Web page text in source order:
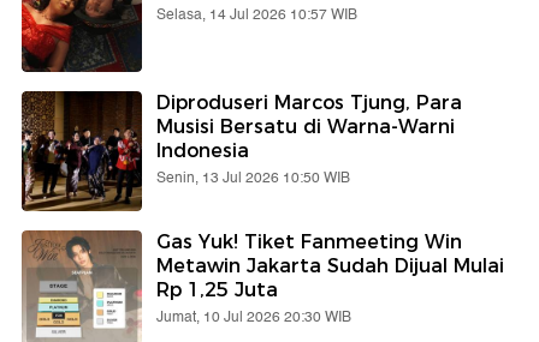
Selasa, 14 Jul 2026 10:57 WIB
Diproduseri Marcos Tjung, Para
Musisi Bersatu di Warna-Warni
Indonesia
Senin, 13 Jul 2026 10:50 WIB
Gas Yuk! Tiket Fanmeeting Win
Metawin Jakarta Sudah Dijual Mulai
Rp 1,25 Juta
Jumat, 10 Jul 2026 20:30 WIB